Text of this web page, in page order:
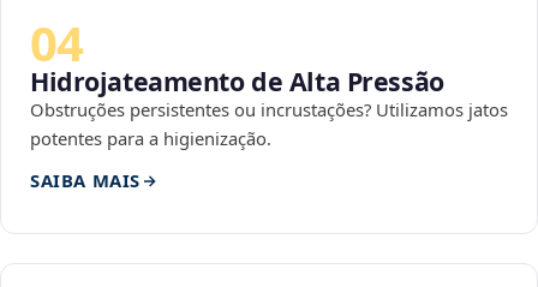
04
Hidrojateamento de Alta Pressão
Obstruções persistentes ou incrustações? Utilizamos jatos
potentes para a higienização.
SAIBA MAIS